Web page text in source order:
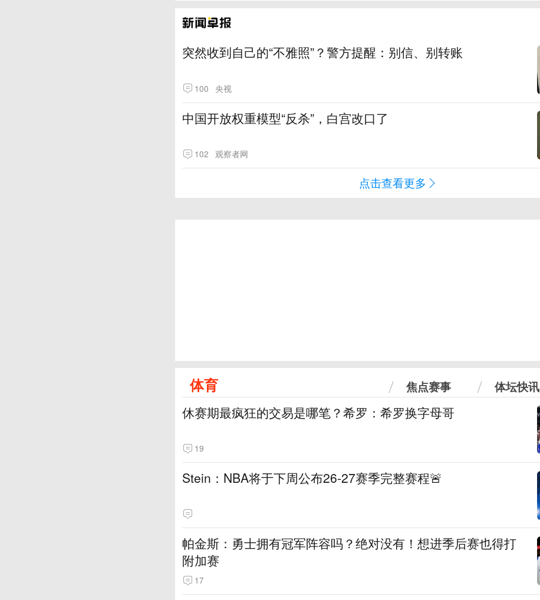
突然收到自己的“不雅照”？警方提醒：别信、别转账
100 央视
中国开放权重模型“反杀”，白宫改口了
102 观察者网
点击查看更多
体育 焦点赛事 体坛快讯
休赛期最疯狂的交易是哪笔？希罗：希罗换字母哥
19
Stein：NBA将于下周公布26-27赛季完整赛程🚨
帕金斯：勇士拥有冠军阵容吗？绝对没有！想进季后赛也得打
附加赛
17